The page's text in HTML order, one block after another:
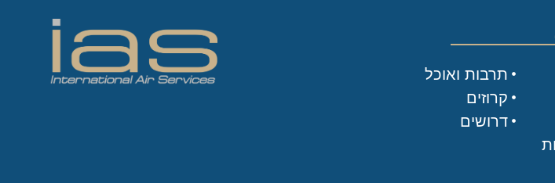
תרבות ואוכל
קרוזים
דרושים